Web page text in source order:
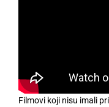
Filmovi koji nisu imali